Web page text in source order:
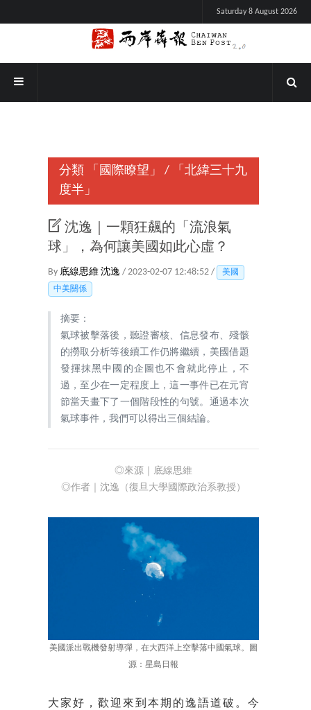
Saturday 8 August 2026
分類 「國際瞭望」 /
「北緯三十九
度半」
沈逸｜一顆狂飆的「流浪氣
球」，為何讓美國如此心虛？
By 底線思維 沈逸 / 2023-02-07 12:48:52 /
美國
中美關係
摘要：
氣球被擊落後，聽證審核、信息發布、殘骸
的撈取分析等後續工作仍將繼續，美國借題
發揮抹黑中國的企圖也不會就此停止，不
過，至少在一定程度上，這一事件已在元宵
節當天畫下了一個階段性的句號。通過本次
氣球事件，我們可以得出三個結論。
◎來源｜底線思維
◎作者｜沈逸（復旦大學國際政治系教授）
美國派出戰機發射導彈，在大西洋上空擊落中國氣球。圖
源：星島日報
大家好，歡迎來到本期的逸語道破。今